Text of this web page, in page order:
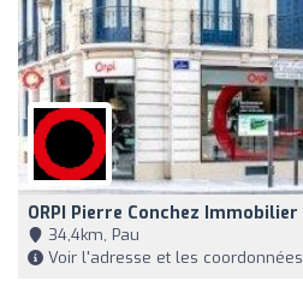
ORPI Pierre Conchez Immobilier
34,4km, Pau
Voir l'adresse et les coordonnées